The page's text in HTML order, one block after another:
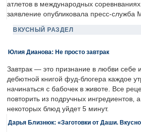
атлетов в международных
заявление опубликовала пресс-служба
ВКУСНЫЙ РАЗДЕЛ
Юлия Дианова: Не просто завтрак
Завтрак — это признание в любви себе
дебютной книгой фуд-блогера каждое
начинаться с бабочек в животе. Все
повторить из подручных ингредиентов,
некоторых блюд уйдет 5 минут.
Дарья Близнюк: «Заготовки от Даши.